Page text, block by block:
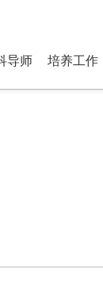
导师 培养工作